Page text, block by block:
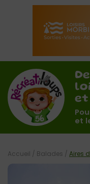
et
et
Accueil / Balades / Aires